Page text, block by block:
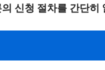
신청 절차를 간단히